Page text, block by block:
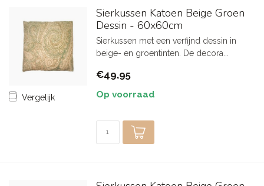
Vergelijk
Sierkussen Katoen Beige Groen
Dessin - 60x60cm
Sierkussen met een verfijnd dessin in
beige- en groentinten. De decora...
€49,95
Op voorraad